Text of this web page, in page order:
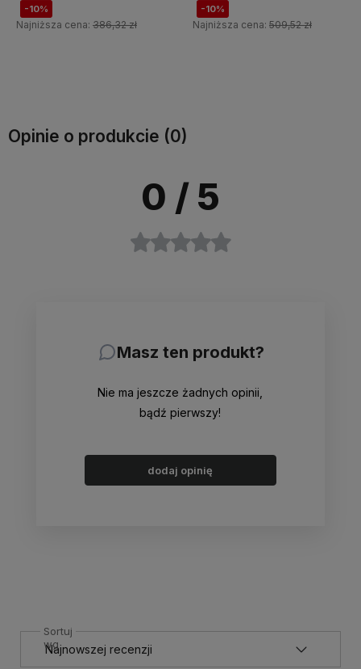
-10%
Najniższa cena:509,52 zł
-10%
Najniższa cena:509,52 zł
Opinie o produkcie (0)
0 / 5
Masz ten produkt?
Nie ma jeszcze żadnych opinii,
bądź pierwszy!
dodaj opinię
Sortuj
wg